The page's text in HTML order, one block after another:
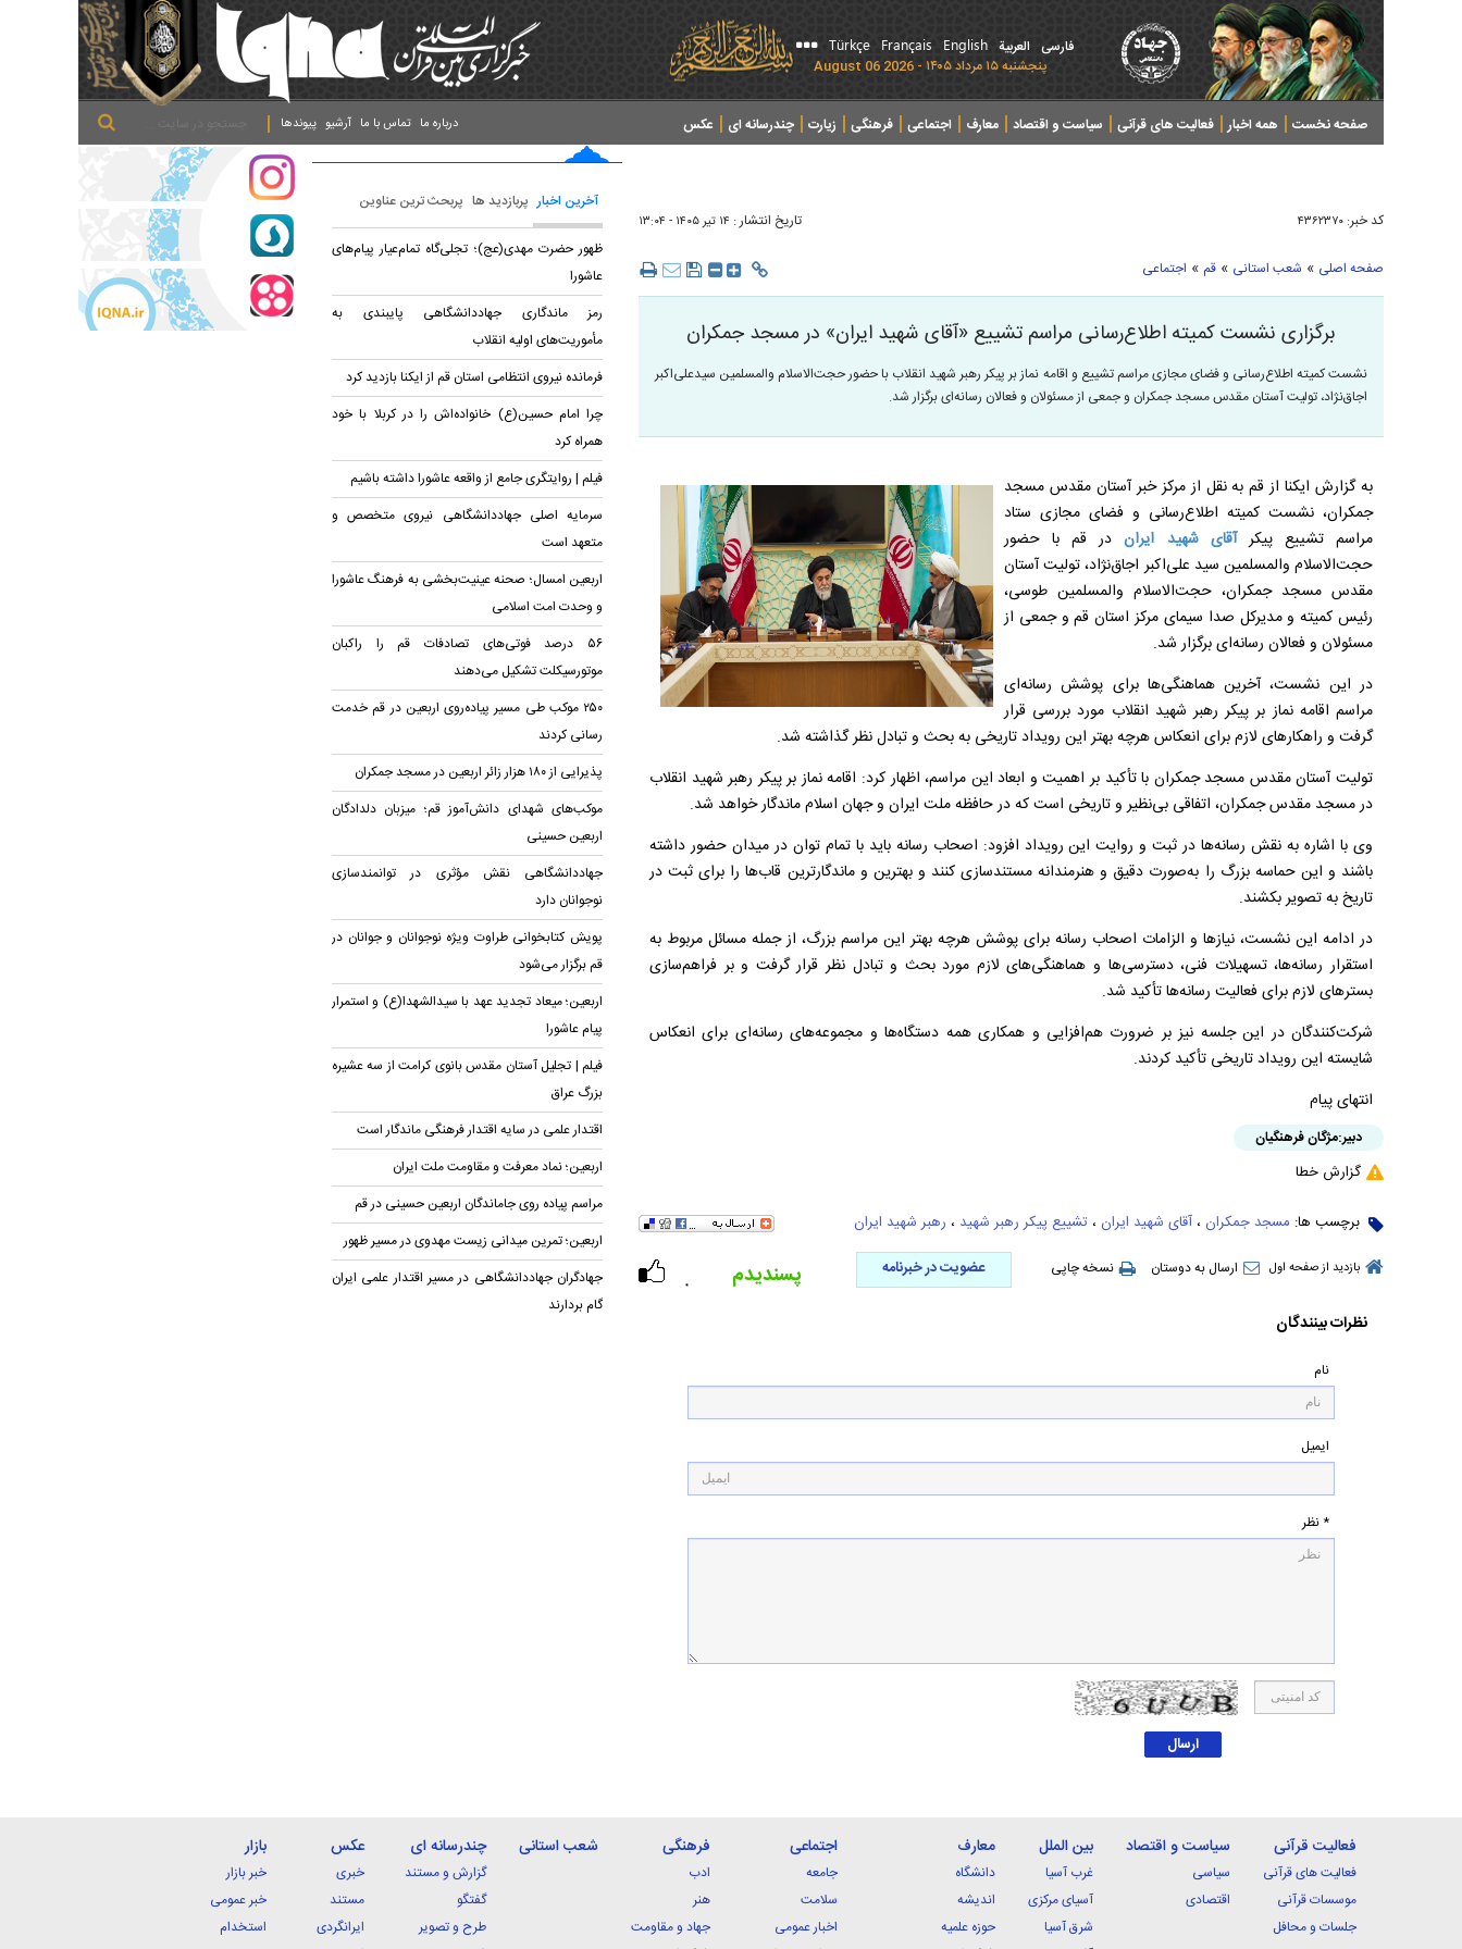
فارسی العربیة English
Français
Türkçe
پنجشنبه ۱۵ مرداد ۱۴۰۵ - 2026 August 06
صفحه نخست همه اخبار فعالیت های قرآنی سیاست و اقتصاد معارف اجتماعی فرهنگی زیارت چندرسانه ای عکس پیوندها آرشیو تماس با ما درباره ما
کد خبر: ۴۳۶۲۳۷۰ تاریخ انتشار : ۱۴ تير ۱۴۰۵ - ۱۳:۰۴
صفحه اصلی » شعب استانی » قم » اجتماعی
برگزاری نشست کمیته اطلاع‌رسانی مراسم تشییع «آقای شهید ایران» در مسجد جمکران
نشست کمیته اطلاع‌رسانی و فضای مجازی مراسم تشییع و اقامه نماز بر پیکر رهبر شهید انقلاب با حضور حجت‌الاسلام والمسلمین سیدعلی‌اکبر
اجاق‌نژاد، تولیت آستان مقدس مسجد جمکران و جمعی از مسئولان و فعالان رسانه‌ای برگزار شد.
به گزارش ایکنا از قم به نقل از مرکز خبر آستان مقدس مسجد
جمکران، نشست کمیته اطلاع‌رسانی و فضای مجازی ستاد
مراسم تشییع پیکرآقای شهید ایراندر قم با حضور
حجت‌الاسلام‌ والمسلمین سید علی‌اکبر اجاق‌نژاد، تولیت آستان
مقدس مسجد جمکران، حجت‌الاسلام والمسلمین طوسی،
رئیس کمیته و مدیرکل صدا سیمای مرکز استان قم و جمعی از
مسئولان و فعالان رسانه‌ای برگزار شد.
در این نشست، آخرین هماهنگی‌ها برای پوشش رسانه‌ای
مراسم اقامه نماز بر پیکر رهبر شهید انقلاب مورد بررسی قرار
گرفت و راهکارهای لازم برای انعکاس هرچه بهتر این رویداد تاریخی به بحث و تبادل نظر گذاشته شد.
تولیت آستان مقدس مسجد جمکران با تأکید بر اهمیت و ابعاد این مراسم، اظهار کرد: اقامه نماز بر پیکر رهبر شهید انقلاب
در مسجد مقدس جمکران، اتفاقی بی‌نظیر و تاریخی است که در حافظه ملت ایران و جهان اسلام ماندگار خواهد شد.
وی با اشاره به نقش رسانه‌ها در ثبت و روایت این رویداد افزود: اصحاب رسانه باید با تمام توان در میدان حضور داشته
باشند و این حماسه بزرگ را به‌صورت دقیق و هنرمندانه مستندسازی کنند و بهترین و ماندگارترین قاب‌ها را برای ثبت در
تاریخ به تصویر بکشند.
در ادامه این نشست، نیازها و الزامات اصحاب رسانه برای پوشش هرچه بهتر این مراسم بزرگ، از جمله مسائل مربوط به
استقرار رسانه‌ها، تسهیلات فنی، دسترسی‌ها و هماهنگی‌های لازم مورد بحث و تبادل نظر قرار گرفت و بر فراهم‌سازی
بسترهای لازم برای فعالیت رسانه‌ها تأکید شد.
شرکت‌کنندگان در این جلسه نیز بر ضرورت هم‌افزایی و همکاری همه دستگاه‌ها و مجموعه‌های رسانه‌ای برای انعکاس
شایسته این رویداد تاریخی تأکید کردند.
انتهای پیام
دبیر:مژگان فرهنگیان
گزارش خطا
برچسب ها: مسجد جمکران ، آقای شهید ایران ، تشییع پیکر رهبر شهید ، رهبر شهید ایران
بازدید از صفحه اول ارسال به دوستان نسخه چاپی عضویت در خبرنامه
۰ پسندیدم
نظرات بینندگان
نام
ایمیل
* نظر
آخرین اخبار پربازدید ها پربحث ترین عناوین
ظهور حضرت مهدی(عج)؛ تجلی‌گاه تمام‌عیار پیام‌های
عاشورا
رمز ماندگاری جهاددانشگاهی پایبندی به
مأموریت‌های اولیه انقلاب
فرمانده نیروی انتظامی استان قم از ایکنا بازدید کرد
چرا امام حسین(ع) خانواده‌اش را در کربلا با خود
همراه کرد
فیلم | روایتگری جامع از واقعه عاشورا داشته باشیم
سرمایه اصلی جهاددانشگاهی نیروی متخصص و
متعهد است
اربعین امسال؛ صحنه عینیت‌بخشی به فرهنگ عاشورا
و وحدت امت اسلامی
۵۶ درصد فوتی‌های تصادفات قم را راکبان
موتورسیکلت تشکیل می‌دهند
۲۵۰ موکب طی مسیر پیاده‌روی اربعین در قم خدمت
رسانی کردند
پذیرایی از ۱۸۰ هزار زائر اربعین در مسجد جمکران
موکب‌های شهدای دانش‌آموز قم؛ میزبان دلدادگان
اربعین حسینی
جهاددانشگاهی نقش مؤثری در توانمندسازی
نوجوانان دارد
پویش کتابخوانی طراوت ویژه نوجوانان و جوانان در
قم برگزار می‌شود
اربعین؛ میعاد تجدید عهد با سیدالشهدا(ع) و استمرار
پیام عاشورا
فیلم | تجلیل آستان مقدس بانوی کرامت از سه عشیره
بزرگ عراق
اقتدار علمی در سایه اقتدار فرهنگی ماندگار است
اربعین؛ نماد معرفت و مقاومت ملت ایران
مراسم پیاده روی جاماندگان اربعین حسینی در قم
اربعین؛ تمرین میدانی زیست مهدوی در مسیر ظهور
جهادگران جهاددانشگاهی در مسیر اقتدار علمی ایران
گام بردارند
فعالیت قرآنی
فعالیت های قرآنی
موسسات قرآنی
جلسات و محافل
سیاست و اقتصاد
سیاسی
اقتصادی
بین الملل
غرب آسیا
آسیای مرکزی
شرق آسیا
معارف
دانشگاه
اندیشه
حوزه علمیه
اجتماعی
جامعه
سلامت
اخبار عمومی
فرهنگی
ادب
هنر
جهاد و مقاومت
شعب استانی چندرسانه ای
گزارش و مستند
گفتگو
طرح و تصویر
عکس
خبری
مستند
ایرانگردی
بازار
خبر بازار
خبر عمومی
استخدام